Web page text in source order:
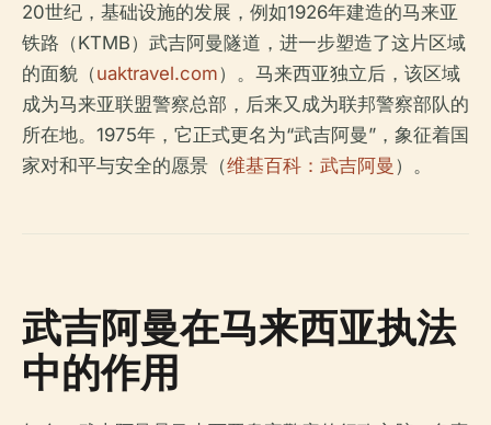
20世纪，基础设施的发展，例如1926年建造的马来亚
铁路（KTMB）武吉阿曼隧道，进一步塑造了这片区域
的面貌（uaktravel.com）。马来西亚独立后，该区域
成为马来亚联盟警察总部，后来又成为联邦警察部队的
所在地。1975年，它正式更名为“武吉阿曼”，象征着国
家对和平与安全的愿景（维基百科：武吉阿曼 ）。
武吉阿曼在马来西亚执法
中的作用